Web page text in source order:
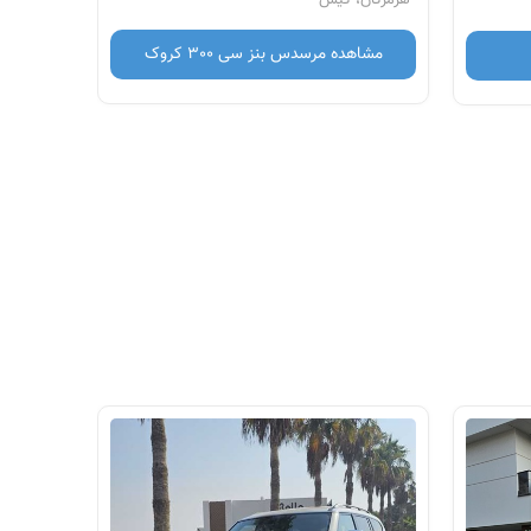
مشاهده مرسدس بنز سی 300 کروک